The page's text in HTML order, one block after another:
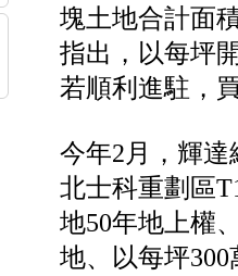
塊土地合計面
指出，以每坪
若順利進駐，
今年2月，輝達
北士科重劃區
地50年地上權
地、以每坪